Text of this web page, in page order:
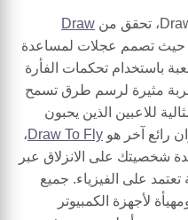
Draw
حيث تصمم عجلات لمساعدة
باستخدام تحكمات الفأرة
مثيرة لرسم طرق تسمح
للاعبين الذين يحبون
رائع آخر هو Draw To Fly،
شخصيتك على الانزلاق عبر
تعتمد على الفيزياء. جميع
لأجهزة الكمبيوتر